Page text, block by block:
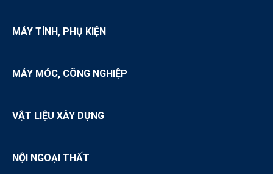
MÁY TÍNH, PHỤ KIỆN
MÁY MÓC, CÔNG NGHIỆP
VẬT LIỆU XÂY DỰNG
NỘI NGOẠI THẤT